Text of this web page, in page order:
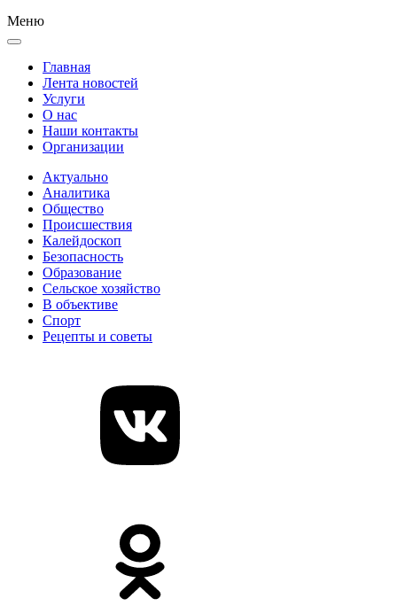
Меню
Главная
Лента новостей
Услуги
О нас
Наши контакты
Организации
Актуально
Аналитика
Общество
Происшествия
Калейдоскоп
Безопасность
Образование
Сельское хозяйство
В объективе
Спорт
Рецепты и советы